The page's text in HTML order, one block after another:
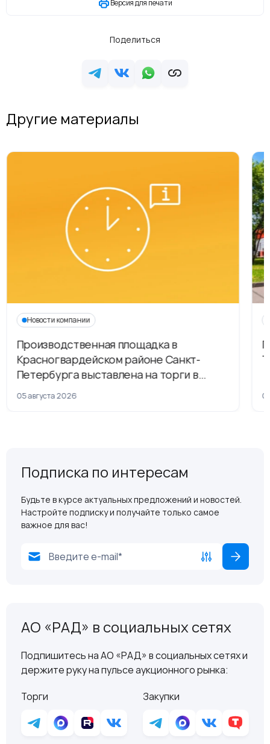
Версия для печати
Поделиться
Другие материалы
Новости компании
Производственная площадка в
Красногвардейском районе Санкт-
Петербурга выставлена на торги в
05 августа 2026
Подписка по интересам
Будьте в курсе актуальных предложений и новостей.
Настройте подписку и получайте только самое
важное для вас!
АО «РАД» в социальных сетях
Подпишитесь на АО «РАД» в социальных сетях и
держите руку на пульсе аукционного рынка:
Торги
Закупки